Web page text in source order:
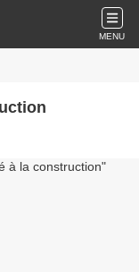
MENU